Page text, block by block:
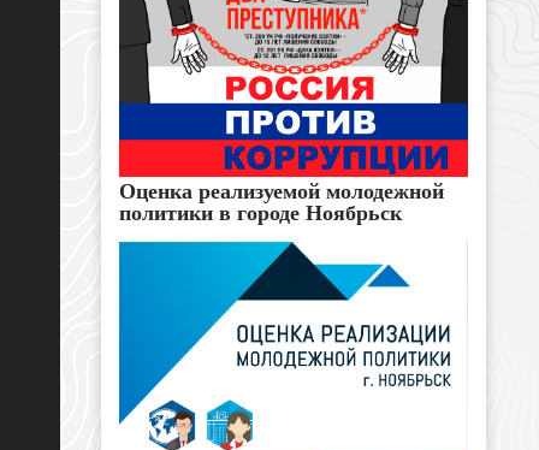
Оценка реализуемой молодежной
политики в городе Ноябрьск